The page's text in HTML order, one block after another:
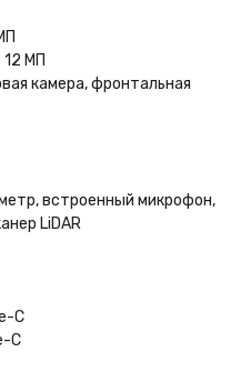
МП
камера, фронтальная
встроенный микрофон,
LiDAR
C
C